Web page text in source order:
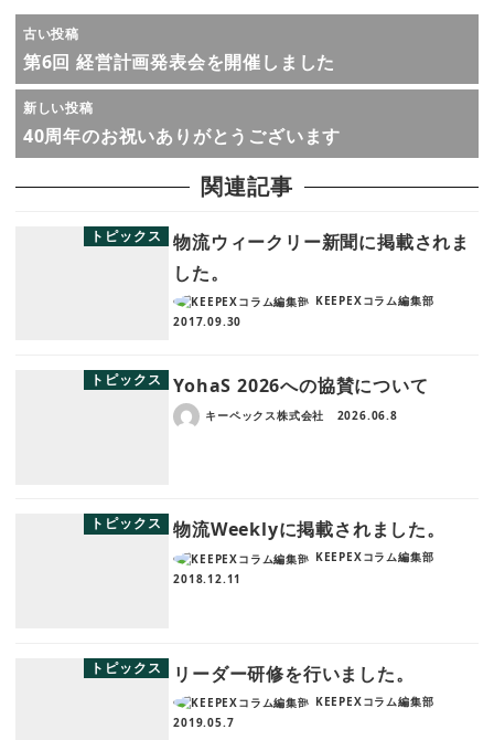
古い投稿
第6回 経営計画発表会を開催しました
新しい投稿
40周年のお祝いありがとうございます
関連記事
トピックス
物流ウィークリー新聞に掲載されま
した。
KEEPEXコラム編集部
2017.09.30
トピックス YohaS 2026への協賛について
キーペックス株式会社 2026.06.8
トピックス 物流Weeklyに掲載されました。
KEEPEXコラム編集部
2018.12.11
トピックス リーダー研修を行いました。
KEEPEXコラム編集部
2019.05.7